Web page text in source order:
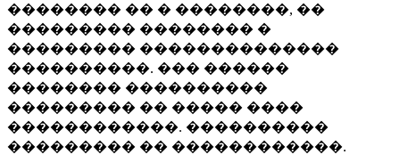
�������� �� � ��������, ��
��������� �������� �
��������� ��������������
����������. ��� ������
�������� ����������
��������� �� ����� ����
������������. ����������
��������� �� ������������.